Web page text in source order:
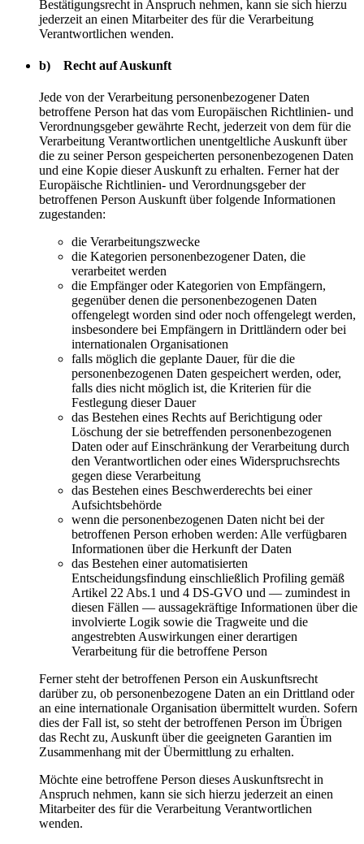
Bestätigungsrecht in Anspruch nehmen, kann sie sich hierzu
jederzeit an einen Mitarbeiter des für die Verarbeitung
Verantwortlichen wenden.
b) Recht auf Auskunft
Jede von der Verarbeitung personenbezogener Daten
betroffene Person hat das vom Europäischen Richtlinien- und
Verordnungsgeber gewährte Recht, jederzeit von dem für die
Verarbeitung Verantwortlichen unentgeltliche Auskunft über
die zu seiner Person gespeicherten personenbezogenen Daten
und eine Kopie dieser Auskunft zu erhalten. Ferner hat der
Europäische Richtlinien- und Verordnungsgeber der
betroffenen Person Auskunft über folgende Informationen
zugestanden:
die Verarbeitungszwecke
die Kategorien personenbezogener Daten, die
verarbeitet werden
die Empfänger oder Kategorien von Empfängern,
gegenüber denen die personenbezogenen Daten
offengelegt worden sind oder noch offengelegt werden,
insbesondere bei Empfängern in Drittländern oder bei
internationalen Organisationen
falls möglich die geplante Dauer, für die die
personenbezogenen Daten gespeichert werden, oder,
falls dies nicht möglich ist, die Kriterien für die
Festlegung dieser Dauer
das Bestehen eines Rechts auf Berichtigung oder
Löschung der sie betreffenden personenbezogenen
Daten oder auf Einschränkung der Verarbeitung durch
den Verantwortlichen oder eines Widerspruchsrechts
gegen diese Verarbeitung
das Bestehen eines Beschwerderechts bei einer
Aufsichtsbehörde
wenn die personenbezogenen Daten nicht bei der
betroffenen Person erhoben werden: Alle verfügbaren
Informationen über die Herkunft der Daten
das Bestehen einer automatisierten
Entscheidungsfindung einschließlich Profiling gemäß
Artikel 22 Abs.1 und 4 DS-GVO und — zumindest in
diesen Fällen — aussagekräftige Informationen über die
involvierte Logik sowie die Tragweite und die
angestrebten Auswirkungen einer derartigen
Verarbeitung für die betroffene Person
Ferner steht der betroffenen Person ein Auskunftsrecht
darüber zu, ob personenbezogene Daten an ein Drittland oder
an eine internationale Organisation übermittelt wurden. Sofern
dies der Fall ist, so steht der betroffenen Person im Übrigen
das Recht zu, Auskunft über die geeigneten Garantien im
Zusammenhang mit der Übermittlung zu erhalten.
Möchte eine betroffene Person dieses Auskunftsrecht in
Anspruch nehmen, kann sie sich hierzu jederzeit an einen
Mitarbeiter des für die Verarbeitung Verantwortlichen
wenden.